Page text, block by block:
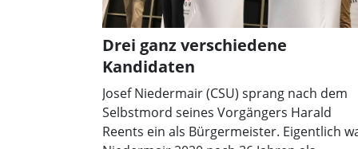
Drei ganz verschiedene
Kandidaten
Josef Niedermair (CSU) sprang nach dem
Selbstmord seines Vorgängers Harald
Reents ein als Bürgermeister. Eigentlich